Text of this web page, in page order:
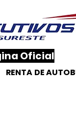
Oficial
RENTA DE